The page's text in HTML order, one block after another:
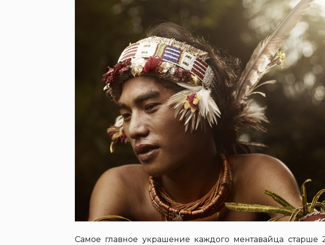
Самое главное украшение каждого ментавайца старше